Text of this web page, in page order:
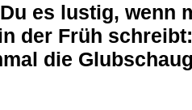
es lustig, wenn
der Früh
die